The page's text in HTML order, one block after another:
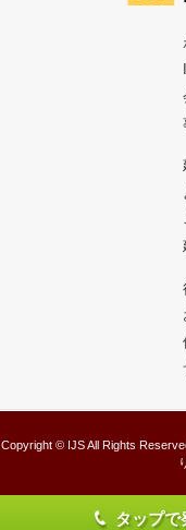
Copyright © IJS All Rights
タップで